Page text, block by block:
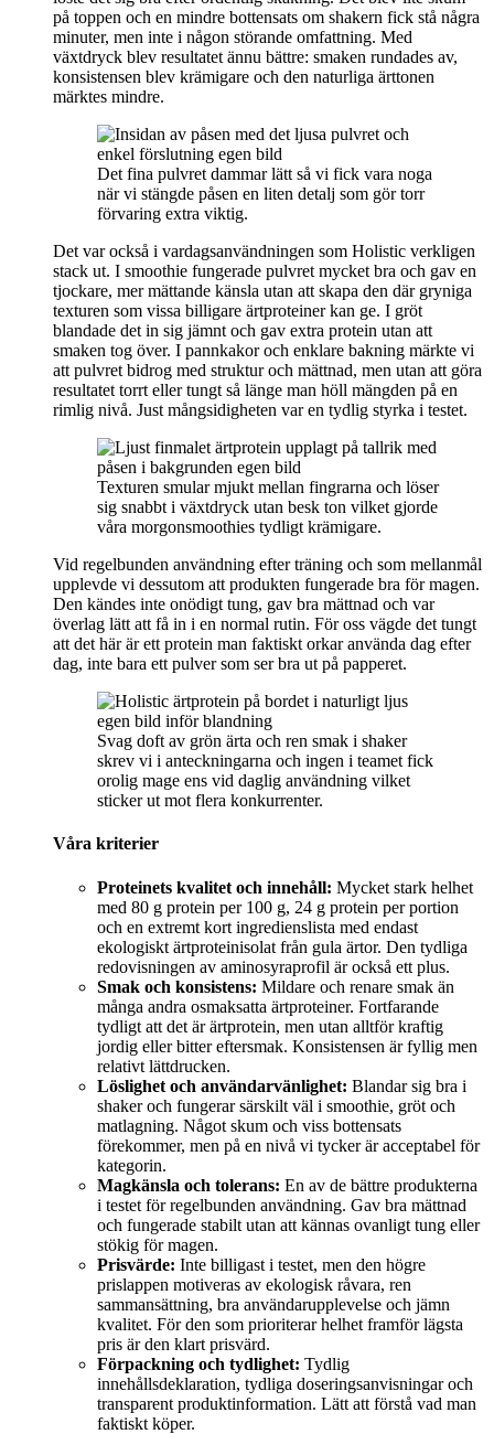
på toppen och en mindre bottensats om shakern fick stå några
minuter, men inte i någon störande omfattning. Med
växtdryck blev resultatet ännu bättre: smaken rundades av,
konsistensen blev krämigare och den naturliga ärttonen
märktes mindre.
Det fina pulvret dammar lätt så vi fick vara noga
när vi stängde påsen en liten detalj som gör torr
förvaring extra viktig.
Det var också i vardagsanvändningen som Holistic verkligen
stack ut. I smoothie fungerade pulvret mycket bra och gav en
tjockare, mer mättande känsla utan att skapa den där gryniga
texturen som vissa billigare ärtproteiner kan ge. I gröt
blandade det in sig jämnt och gav extra protein utan att
smaken tog över. I pannkakor och enklare bakning märkte vi
att pulvret bidrog med struktur och mättnad, men utan att göra
resultatet torrt eller tungt så länge man höll mängden på en
rimlig nivå. Just mångsidigheten var en tydlig styrka i testet.
Texturen smular mjukt mellan fingrarna och löser
sig snabbt i växtdryck utan besk ton vilket gjorde
våra morgonsmoothies tydligt krämigare.
Vid regelbunden användning efter träning och som mellanmål
upplevde vi dessutom att produkten fungerade bra för magen.
Den kändes inte onödigt tung, gav bra mättnad och var
överlag lätt att få in i en normal rutin. För oss vägde det tungt
att det här är ett protein man faktiskt orkar använda dag efter
dag, inte bara ett pulver som ser bra ut på papperet.
Svag doft av grön ärta och ren smak i shaker
skrev vi i anteckningarna och ingen i teamet fick
orolig mage ens vid daglig användning vilket
sticker ut mot flera konkurrenter.
Våra kriterier
Proteinets kvalitet och innehåll: Mycket stark helhet
med 80 g protein per 100 g, 24 g protein per portion
och en extremt kort ingredienslista med endast
ekologiskt ärtproteinisolat från gula ärtor. Den tydliga
redovisningen av aminosyraprofil är också ett plus.
Smak och konsistens: Mildare och renare smak än
många andra osmaksatta ärtproteiner. Fortfarande
tydligt att det är ärtprotein, men utan alltför kraftig
jordig eller bitter eftersmak. Konsistensen är fyllig men
relativt lättdrucken.
Löslighet och användarvänlighet: Blandar sig bra i
shaker och fungerar särskilt väl i smoothie, gröt och
matlagning. Något skum och viss bottensats
förekommer, men på en nivå vi tycker är acceptabel för
kategorin.
Magkänsla och tolerans: En av de bättre produkterna
i testet för regelbunden användning. Gav bra mättnad
och fungerade stabilt utan att kännas ovanligt tung eller
stökig för magen.
Prisvärde: Inte billigast i testet, men den högre
prislappen motiveras av ekologisk råvara, ren
sammansättning, bra användarupplevelse och jämn
kvalitet. För den som prioriterar helhet framför lägsta
pris är den klart prisvärd.
Förpackning och tydlighet: Tydlig
innehållsdeklaration, tydliga doseringsanvisningar och
transparent produktinformation. Lätt att förstå vad man
faktiskt köper.